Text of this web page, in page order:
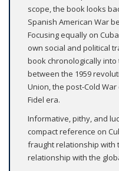
scope, the book looks
Spanish American War
Focusing equally on
own social and political
book chronologically
between the 1959
Union, the post-Cold
Fidel era.
Informative, pithy, and
compact reference on
fraught relationship with
relationship with the